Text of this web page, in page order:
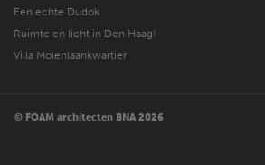
Een echte Dudok
Ruimte en licht in Den Haag!
Villa Molenlaankwartier
© FOAM architecten BNA 2026